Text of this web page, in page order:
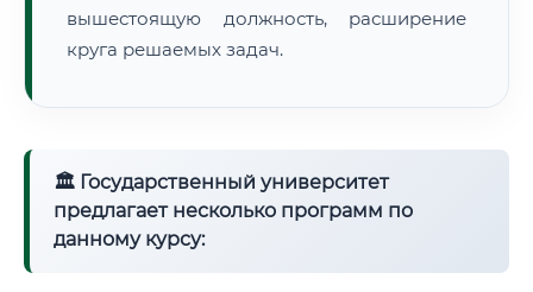
вышестоящую должность, расширение
круга решаемых задач.
🏛 Государственный университет
предлагает несколько программ по
данному курсу: